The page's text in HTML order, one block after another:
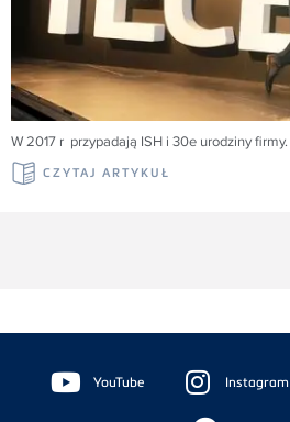
W 2017 r przypadają ISH i 30e urodziny firmy.
CZYTAJ ARTYKUŁ
Floating
Sidebar YouTube Instagram